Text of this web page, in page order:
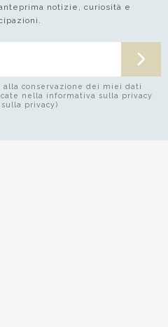
notizie, curiosità e
conservazione dei miei dati
nella informativa sulla privacy
privacy)